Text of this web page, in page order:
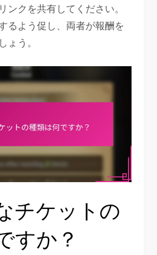
ンクを共有してください。
るよう促し、両者が報酬を
う。
チケットの
すか？